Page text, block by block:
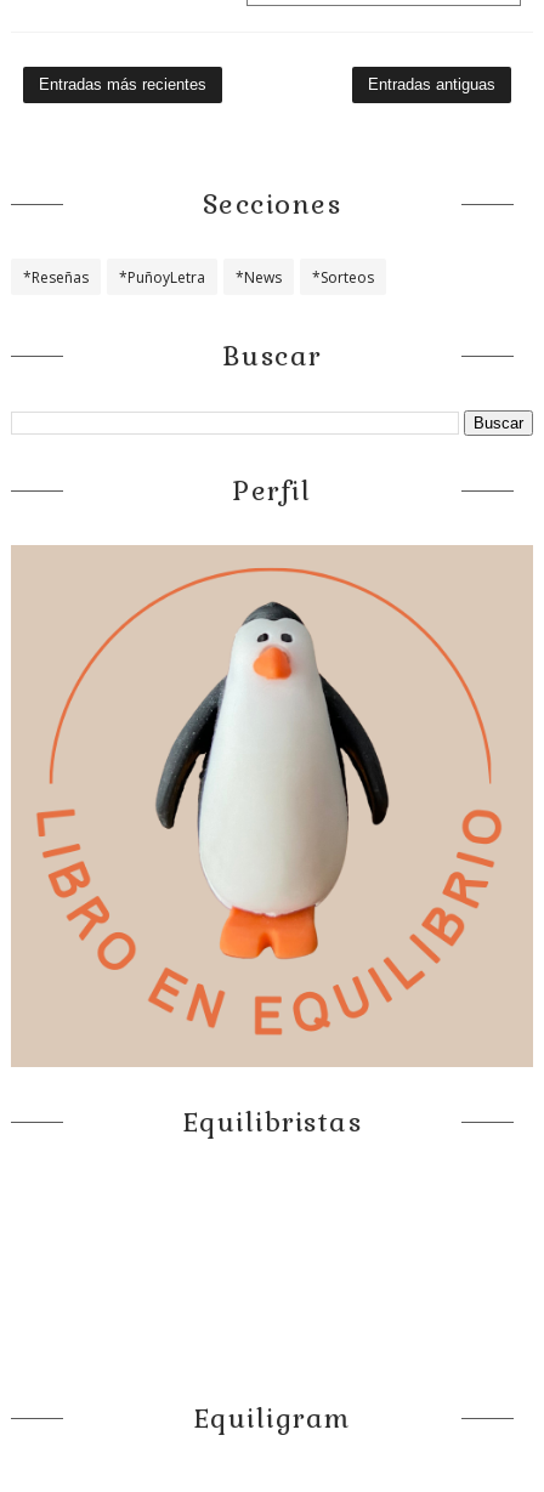
Entradas más recientes Entradas antiguas
Secciones
*Reseñas *PuñoyLetra *News *Sorteos
Buscar
Perfil
Equilibristas
Equiligram